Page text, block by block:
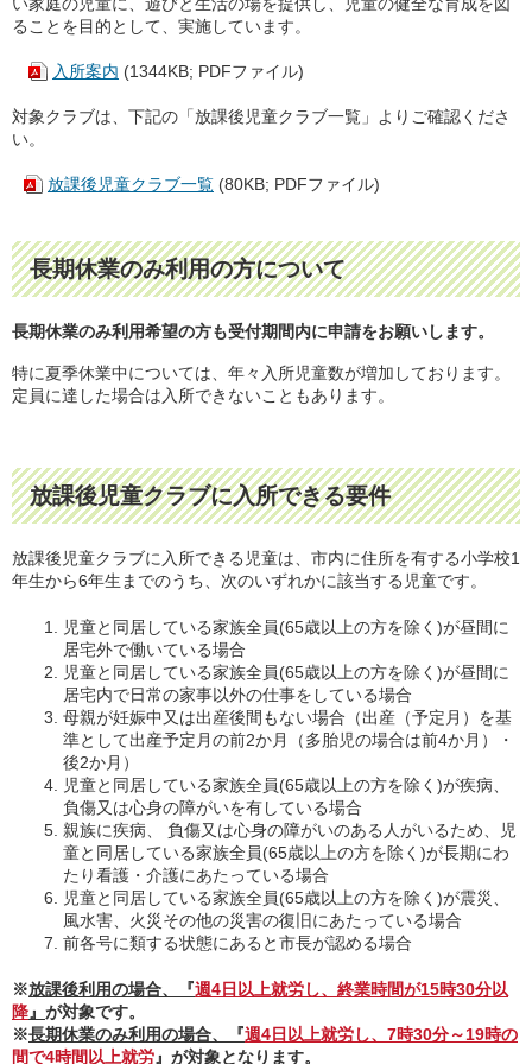
ることを目的として、実施しています。
入所案内 (1344KB; PDFファイル)
対象クラブは、下記の「放課後児童クラブ一覧」よりご確認くださ
い。
放課後児童クラブ一覧 (80KB; PDFファイル)
長期休業のみ利用の方について
長期休業のみ利用希望の方も受付期間内に申請をお願いします。
特に夏季休業中については、年々入所児童数が増加しております。
定員に達した場合は入所できないこともあります。
放課後児童クラブに入所できる要件
放課後児童クラブに入所できる児童は、市内に住所を有する小学校1
年生から6年生までのうち、次のいずれかに該当する児童です。
児童と同居している家族全員(65歳以上の方を除く)が昼間に
居宅外で働いている場合
児童と同居している家族全員(65歳以上の方を除く)が昼間に
居宅内で日常の家事以外の仕事をしている場合
母親が妊娠中又は出産後間もない場合（出産（予定月）を基
準として出産予定月の前2か月（多胎児の場合は前4か月）・
後2か月）
児童と同居している家族全員(65歳以上の方を除く)が疾病、
負傷又は心身の障がいを有している場合
親族に疾病、 負傷又は心身の障がいのある人がいるため、児
童と同居している家族全員(65歳以上の方を除く)が長期にわ
たり看護・介護にあたっている場合
児童と同居している家族全員(65歳以上の方を除く)が震災、
風水害、火災その他の災害の復旧にあたっている場合
前各号に類する状態にあると市長が認める場合
※放課後利用の場合、『週4日以上就労し、終業時間が15時30分以
降』 が対象です。
※長期休業のみ利用の場合、『週4日以上就労し、7時30分～19時の
間で4時間以上就労』 が対象となります。